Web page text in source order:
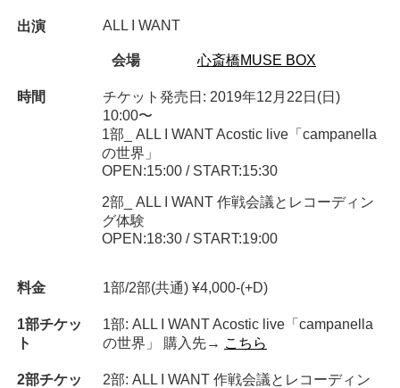
出演 ALL I WANT
会場 心斎橋MUSE BOX
時間
チケット発売日: 2019年12月22日(日)
10:00〜
1部_ ALL I WANT Acostic live「campanella
の世界」
OPEN:15:00 / START:15:30
2部_ ALL I WANT 作戦会議とレコーディン
グ体験
OPEN:18:30 / START:19:00
料金 1部/2部(共通) ¥4,000-(+D)
1部チケッ
ト
1部: ALL I WANT Acostic live「campanella
の世界」 購入先→ こちら
2部チケッ
2部: ALL I WANT 作戦会議とレコーディン